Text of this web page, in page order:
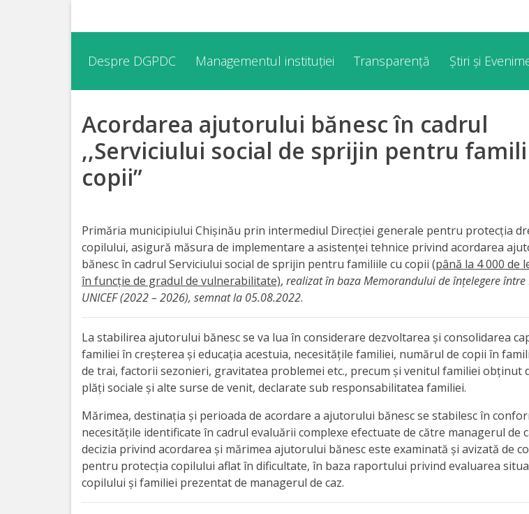
DGPDC
Informații
DGPDC
Structura
Strategia
Orarul
audienței
Managementul
Planuri
activitate
Despre DGPDC Managementul instituției Transparență Știri și
Acordarea ajutorului bănesc în cadrul
,,Serviciului social de sprijin pentru
copii”
Primăria municipiului Chișinău prin intermediul Direcției generale pentru protecția
copilului, asigură măsura de implementare a asistenței tehnice privind acordarea
bănesc în cadrul Serviciului social de sprijin pentru familiile cu copii (până la 4 000 de
în funcție de gradul de vulnerabilitate), realizat în baza Memorandului de înțelegere între
UNICEF (2022 – 2026), semnat la 05.08.2022.
La stabilirea ajutorului bănesc se va lua în considerare dezvoltarea și consolidarea
familiei în creșterea și educația acestuia, necesitățile familiei, numărul de copii în
de trai, factorii sezonieri, gravitatea problemei etc., precum și venitul familiei obținut
plăți sociale și alte surse de venit, declarate sub responsabilitatea familiei.
Mărimea, destinația și perioada de acordare a ajutorului bănesc se stabilesc în
necesitățile identificate în cadrul evaluării complexe efectuate de către managerul de
decizia privind acordarea și mărimea ajutorului bănesc este examinată și avizată de
pentru protecția copilului aflat în dificultate, în baza raportului privind evaluarea
copilului și familiei prezentat de managerul de caz.